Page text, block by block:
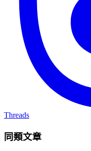
Threads
同類文章